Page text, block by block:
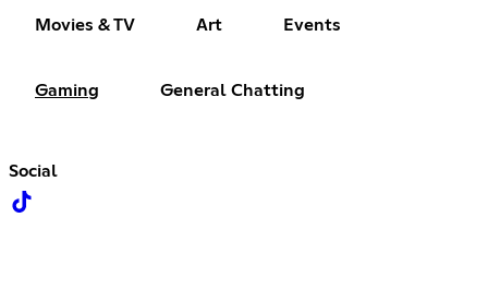
Movies & TV Art Events
Gaming General Chatting
Social